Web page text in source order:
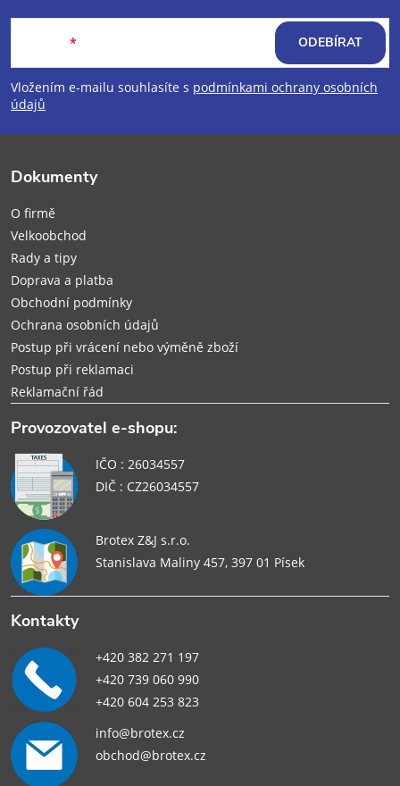
p
a
Vložením e-mailu souhlasíte s podmínkami ochrany osobních
údajů
ODEBÍRAT
Dokumenty
O firmě
Velkoobchod
Rady a tipy
Doprava a platba
Obchodní podmínky
Ochrana osobních údajů
Postup při vrácení nebo výměně zboží
Postup při reklamaci
Reklamační řád
Provozovatel e-shopu:
IČO : 26034557
DIČ : CZ26034557
Brotex Z&J s.r.o.
Stanislava Maliny 457, 397 01 Písek
Kontakty
+420 382 271 197
+420 739 060 990
+420 604 253 823
info@brotex.cz
obchod@brotex.cz